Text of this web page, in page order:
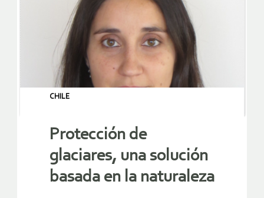
CHILE
Protección de
glaciares, una solución
basada en la naturaleza